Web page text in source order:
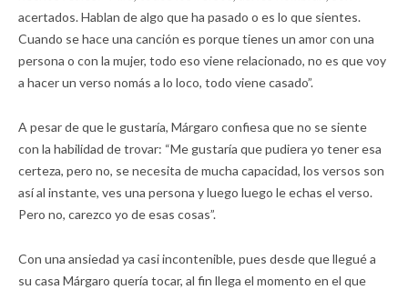
acertados. Hablan de algo que ha pasado o es lo que sientes.
Cuando se hace una canción es porque tienes un amor con una
persona o con la mujer, todo eso viene relacionado, no es que voy
a hacer un verso nomás a lo loco, todo viene casado”.
A pesar de que le gustaría, Márgaro confiesa que no se siente
con la habilidad de trovar: “Me gustaría que pudiera yo tener esa
certeza, pero no, se necesita de mucha capacidad, los versos son
así al instante, ves una persona y luego luego le echas el verso.
Pero no, carezco yo de esas cosas”.
Con una ansiedad ya casi incontenible, pues desde que llegué a
su casa Márgaro quería tocar, al fin llega el momento en el que